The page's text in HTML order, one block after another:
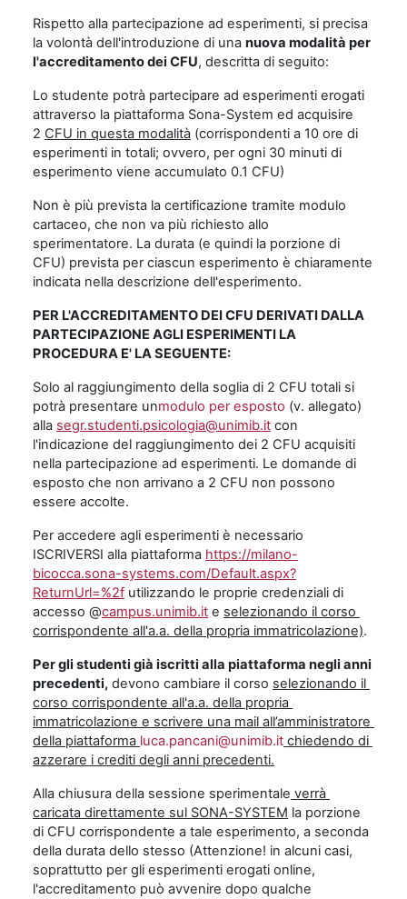
Rispetto alla partecipazione ad esperimenti, si precisa
la volontà dell'introduzione di una nuova modalità per
l'accreditamento dei CFU, descritta di seguito:
Lo studente potrà partecipare ad esperimenti erogati
attraverso la piattaforma Sona-System ed acquisire
2 CFU in questa modalità (corrispondenti a 10 ore di
esperimenti in totali; ovvero, per ogni 30 minuti di
esperimento viene accumulato 0.1 CFU)
Non è più prevista la certificazione tramite modulo
cartaceo, che non va più richiesto allo
sperimentatore. La durata (e quindi la porzione di
CFU) prevista per ciascun esperimento è chiaramente
indicata nella descrizione dell'esperimento.
PER L'ACCREDITAMENTO DEI CFU DERIVATI DALLA
PARTECIPAZIONE AGLI ESPERIMENTI LA
PROCEDURA E' LA SEGUENTE:
Solo al raggiungimento della soglia di 2 CFU totali si
potrà presentare unmodulo per esposto (v. allegato)
alla segr.studenti.psicologia@unimib.it con
l'indicazione del raggiungimento dei 2 CFU acquisiti
nella partecipazione ad esperimenti. Le domande di
esposto che non arrivano a 2 CFU non possono
essere accolte.
Per accedere agli esperimenti è necessario
ISCRIVERSI alla piattaforma https://milano-
bicocca.sona-systems.com/Default.aspx?
ReturnUrl=%2f utilizzando le proprie credenziali di
accesso @campus.unimib.it e selezionando il corso
corrispondente all'a.a. della propria immatricolazione).
Per gli studenti già iscritti alla piattaforma negli anni
precedenti, devono cambiare il corso selezionando il
corso corrispondente all'a.a. della propria
immatricolazione e scrivere una mail all’amministratore
della piattaforma luca.pancani@unimib.it chiedendo di
azzerare i crediti degli anni precedenti.
Alla chiusura della sessione sperimentale verrà
caricata direttamente sul SONA-SYSTEM la porzione
di CFU corrispondente a tale esperimento, a seconda
della durata dello stesso (Attenzione! in alcuni casi,
soprattutto per gli esperimenti erogati online,
l'accreditamento può avvenire dopo qualche